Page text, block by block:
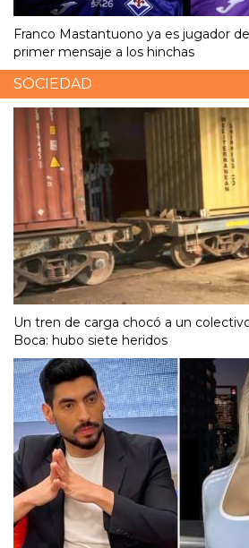
Franco Mastantuono ya es jugador
primer mensaje a los hinchas
SOCIEDAD
Un tren de carga chocó a un
Boca: hubo siete heridos